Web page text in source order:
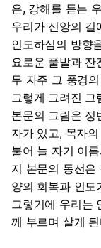
은, 강해를 듣는
우리가 신앙의 길
인도하심의 방향
요로운 풀밭과
무 자주 그 풍경
그렇게 그려진
본문의 그림은 정
자가 있고, 목자
불어 늘 자기 이
지 본문의 동선은
양의 회복과 인도
그렇기에 우리는
께 부르며 살게